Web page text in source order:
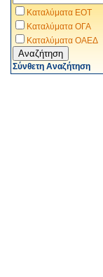
Καταλύματα ΕΟΤ
Καταλύματα ΟΓΑ
Καταλύματα ΟΑΕΔ
Σύνθετη Αναζήτηση